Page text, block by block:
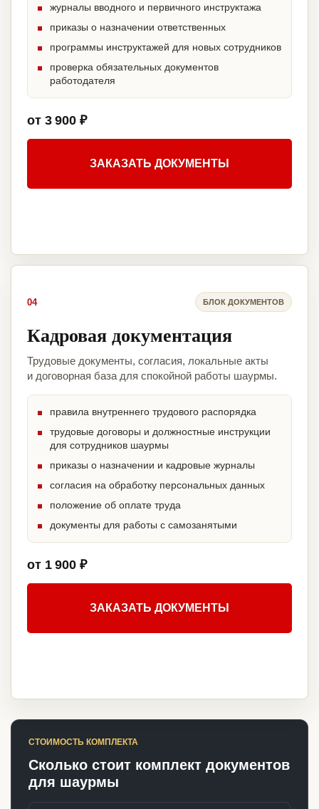
журналы вводного и первичного инструктажа
приказы о назначении ответственных
программы инструктажей для новых сотрудников
проверка обязательных документов
работодателя
от 3 900 ₽
ЗАКАЗАТЬ ДОКУМЕНТЫ
04 БЛОК ДОКУМЕНТОВ
Кадровая документация
Трудовые документы, согласия, локальные акты
и договорная база для спокойной работы шаурмы.
правила внутреннего трудового распорядка
трудовые договоры и должностные инструкции
для сотрудников шаурмы
приказы о назначении и кадровые журналы
согласия на обработку персональных данных
положение об оплате труда
документы для работы с самозанятыми
от 1 900 ₽
ЗАКАЗАТЬ ДОКУМЕНТЫ
СТОИМОСТЬ КОМПЛЕКТА
Сколько стоит комплект документов
для шаурмы